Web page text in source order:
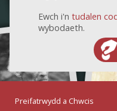
Ewch i'n tudalen
wybodaeth.
Preifatrwydd a Chwcis